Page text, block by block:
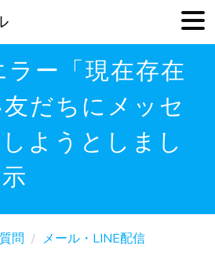
ー「現在存在
だちにメッセ
ようとしまし
問
メール・LINE配信